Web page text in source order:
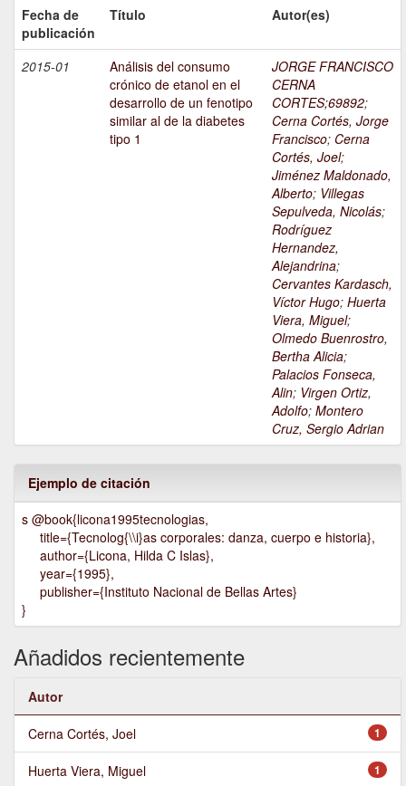
Fecha de
publicación
Título Autor(es)
2015-01
Análisis del consumo
crónico de etanol en el
desarrollo de un fenotipo
similar al de la diabetes
tipo 1
JORGE FRANCISCO
CERNA
CORTES;69892;
Cerna Cortés, Jorge
Francisco; Cerna
Cortés, Joel;
Jiménez Maldonado,
Alberto; Villegas
Sepulveda, Nicolás;
Rodríguez
Hernandez,
Alejandrina;
Cervantes Kardasch,
Víctor Hugo; Huerta
Viera, Miguel;
Olmedo Buenrostro,
Bertha Alicia;
Palacios Fonseca,
Alin; Virgen Ortiz,
Adolfo; Montero
Cruz, Sergio Adrian
Ejemplo de citación
s @book{licona1995tecnologias,
title={Tecnolog{\\i}as corporales: danza, cuerpo e historia},
author={Licona, Hilda C Islas},
year={1995},
publisher={Instituto Nacional de Bellas Artes}
}
Añadidos recientemente
Autor
1
Cerna Cortés, Joel
1
Huerta Viera, Miguel